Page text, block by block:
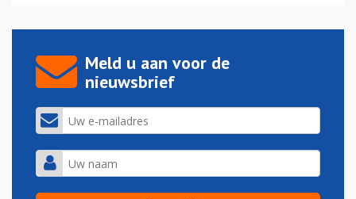
Meld u aan voor de
nieuwsbrief